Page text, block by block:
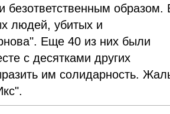
безответственным образом.
людей, убитых и
Еще 40 из них были
с десятками других
им солидарность.